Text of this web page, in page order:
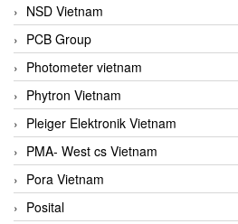
NSD Vietnam
PCB Group
Photometer vietnam
Phytron Vietnam
Pleiger Elektronik Vietnam
PMA- West cs Vietnam
Pora Vietnam
Posital